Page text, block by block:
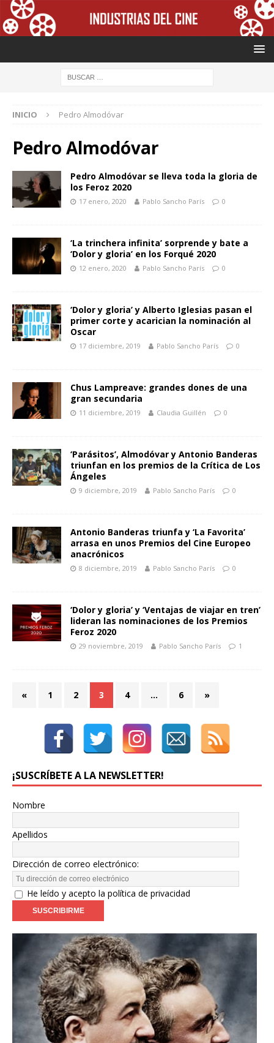
INICIO Pedro Almodóvar
Pedro Almodóvar
Pedro Almodóvar se lleva toda la gloria de
los Feroz 2020
17 enero, 2020 Pablo Sancho París 0
‘La trinchera infinita’ sorprende y bate a
‘Dolor y gloria’ en los Forqué 2020
12 enero, 2020 Pablo Sancho París 0
‘Dolor y gloria’ y Alberto Iglesias pasan el
primer corte y acarician la nominación al
Oscar
17 diciembre, 2019 Pablo Sancho París 0
Chus Lampreave: grandes dones de una
gran secundaria
11 diciembre, 2019 Claudia Guillén 0
‘Parásitos’, Almodóvar y Antonio Banderas
triunfan en los premios de la Crítica de Los
Ángeles
9 diciembre, 2019 Pablo Sancho París 0
Antonio Banderas triunfa y ‘La Favorita’
arrasa en unos Premios del Cine Europeo
anacrónicos
8 diciembre, 2019 Pablo Sancho París 0
‘Dolor y gloria’ y ‘Ventajas de viajar en tren’
lideran las nominaciones de los Premios
Feroz 2020
29 noviembre, 2019 Pablo Sancho París 1
« 1 2 3 4 … 6 »
¡SUSCRÍBETE A LA NEWSLETTER!
Nombre
Apellidos
Dirección de correo electrónico:
He leído y acepto la política de privacidad